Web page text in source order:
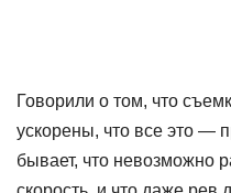
Говорили о том, что
ускорены, что все это —
бывает, что невозможно